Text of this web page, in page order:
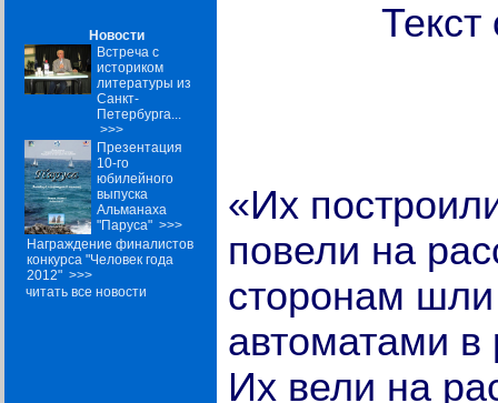
Новости
Встреча с
историком
литературы из
Санкт-
Петербурга...
>>>
Презентация
10-го
юбилейного
выпуска
Альманаха
"Паруса" >>>
Награждение финалистов
конкурса "Человек года
2012" >>>
читать все новости
«Их
повели на
сторонам
автоматами
Их вели на